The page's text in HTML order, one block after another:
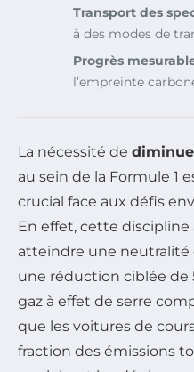
Transport des
à des modes de
Progrès
l’empreinte
La nécessité de
au sein de la Formule 1
crucial face aux défis
En effet, cette
atteindre une neutralité
une réduction ciblée de
gaz à effet de serre
que les voitures de
fraction des émissions